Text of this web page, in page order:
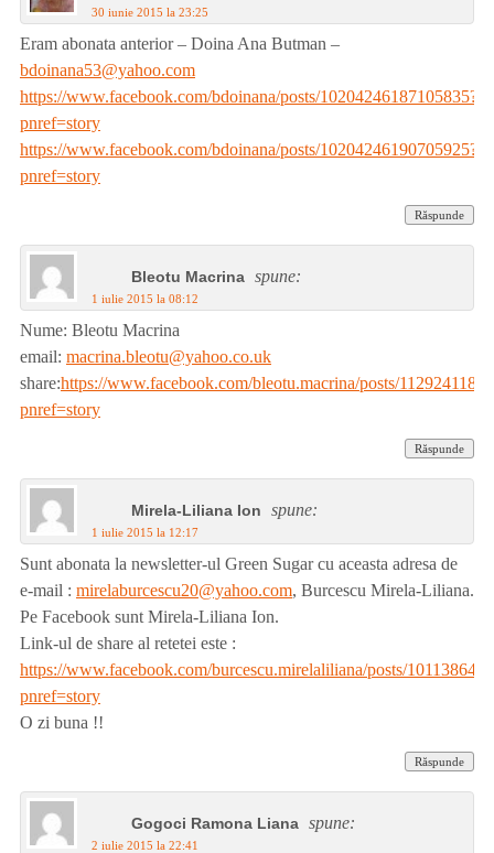
30 iunie 2015 la 23:25
Eram abonata anterior – Doina Ana Butman –
bdoinana53@yahoo.com
https://www.facebook.com/bdoinana/posts/10204246187105835?
pnref=story
https://www.facebook.com/bdoinana/posts/10204246190705925?
pnref=story
Răspunde
Bleotu Macrina spune:
1 iulie 2015 la 08:12
Nume: Bleotu Macrina
email: macrina.bleotu@yahoo.co.uk
share:https://www.facebook.com/bleotu.macrina/posts/
pnref=story
Răspunde
Mirela-Liliana Ion spune:
1 iulie 2015 la 12:17
Sunt abonata la newsletter-ul Green Sugar cu aceasta adresa de
e-mail : mirelaburcescu20@yahoo.com, Burcescu Mirela-Liliana.
Pe Facebook sunt Mirela-Liliana Ion.
Link-ul de share al retetei este :
https://www.facebook.com/burcescu.mirelaliliana/posts/
pnref=story
O zi buna !!
Răspunde
Gogoci Ramona Liana spune:
2 iulie 2015 la 22:41